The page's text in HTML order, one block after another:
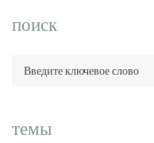
поиск
Введите
ключевое
темы